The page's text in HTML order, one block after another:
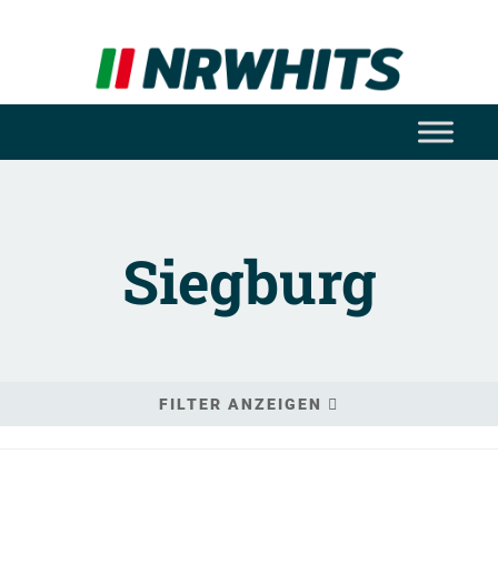
Siegburg
FILTER ANZEIGEN